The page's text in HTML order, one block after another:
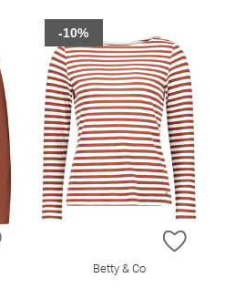
ZUR WUNSCHLISTE HINZUFÜGEN
ZUR
Betty & Co
-10%